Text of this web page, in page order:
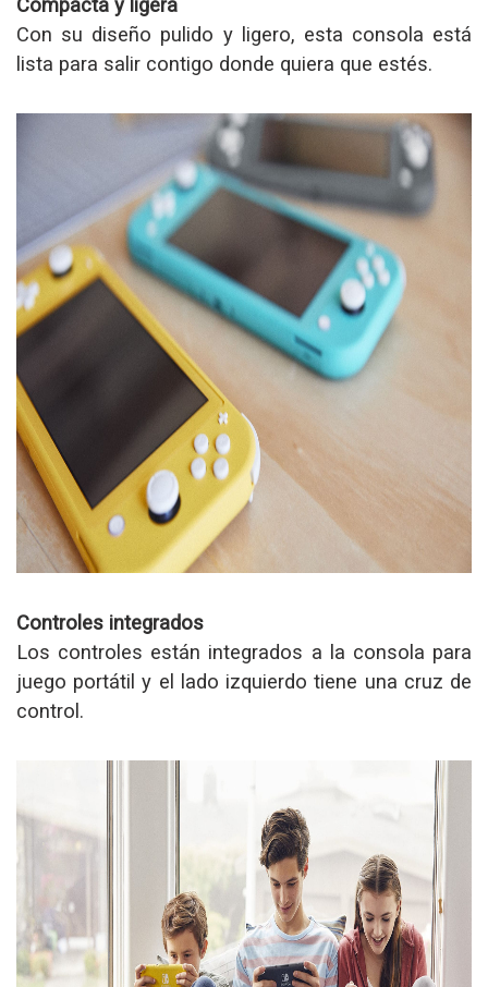
Compacta y ligera
Con su diseño pulido y ligero, esta consola está
lista para salir contigo donde quiera que estés.
Controles integrados
Los controles están integrados a la consola para
juego portátil y el lado izquierdo tiene una cruz de
control.